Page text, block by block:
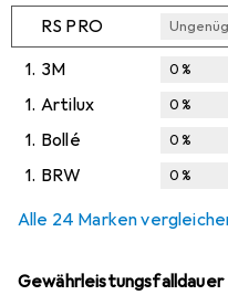
RS PRO
1. 3M 0%
1. Artilux 0%
1. Bollé 0%
1. BRW 0%
Alle 24 Marken
Gewährleistungsfalldauer